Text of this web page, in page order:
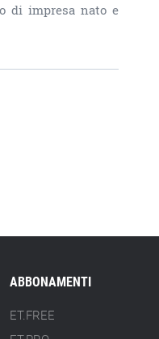
di impresa nato e
ABBONAMENTI
ET.FREE